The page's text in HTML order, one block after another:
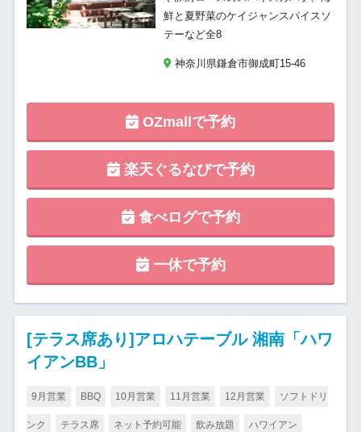
鮮と夏野菜のケイジャンスパイスソ
テーなど全8
神奈川県鎌倉市御成町15-46
OZmallで予約
楽天ぐるなびで予約
食べログで予約
一休で予約
[テラス席あり]アロハテーブル 湘南「ハワ
イアンBB」
9月営業 BBQ 10月営業 11月営業 12月営業 ソフトドリ
ンク テラス席 ネット予約可能 飲み放題 ハワイアン